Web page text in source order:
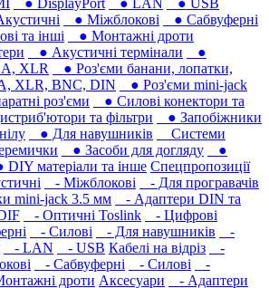
● Міжблокові
● Сабвуферні
та інші
● Монтажні дроти
● Акустичні термінали
●
XLR
● Роз'єми банани, лопатки,
XLR, BNC, DIN
● Роз'єми mini-jack
роз'єми
● Силові конектори та
та фільтри
● Запобіжники
● Для навушників‎
Системи
● Засоби для догляду
●
DIY матеріали та інше Спецпропозиції
- Міжблокові
- Для програвачів
mini-jack 3.5 мм
- Адаптери DIN та
- Оптичні Toslink
- Цифрові
- Силові - Для навушників‎
-
- LAN - USB Кабелі на відріз
-
- Сабвуферні - Силові
-
дроти Аксесуари - Адаптери